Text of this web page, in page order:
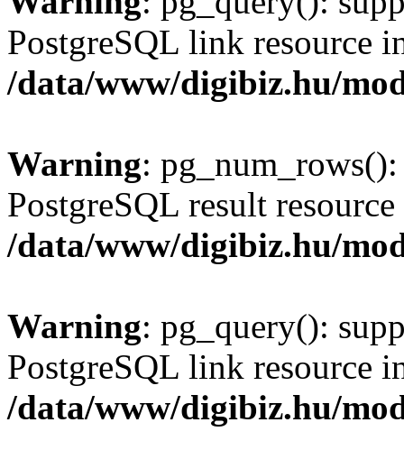
PostgreSQL link resource
/data/www/digibiz.hu/
Warning:
PostgreSQL result
/data/www/digibiz.hu/
Warning: pg_query():
PostgreSQL link resource
/data/www/digibiz.hu/